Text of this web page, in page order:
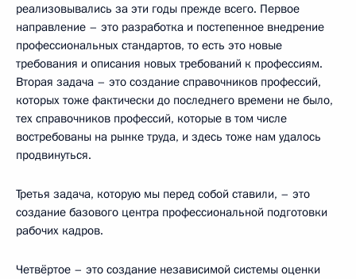
реализовывались за эти годы прежде всего. Первое
направление – это разработка и постепенное внедрение
профессиональных стандартов, то есть это новые
требования и описания новых требований к профессиям.
Вторая задача – это создание справочников профессий,
которых тоже фактически до последнего времени не было,
тех справочников профессий, которые в том числе
востребованы на рынке труда, и здесь тоже нам удалось
продвинуться.
Третья задача, которую мы перед собой ставили, – это
создание базового центра профессиональной подготовки
рабочих кадров.
Четвёртое – это создание независимой системы оценки